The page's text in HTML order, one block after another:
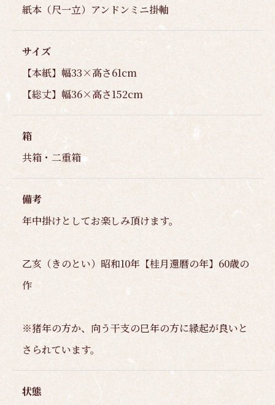
紙本（尺一立）アンドンミニ掛軸
サイズ
【本紙】幅33×高さ61cm
【総丈】幅36×高さ152cm
箱
共箱・二重箱
備考
年中掛けとしてお楽しみ頂けます。
乙亥（きのとい）昭和10年【桂月還暦の年】60歳の
作
※猪年の方か、向う干支の巳年の方に縁起が良いと
さられています。
状態